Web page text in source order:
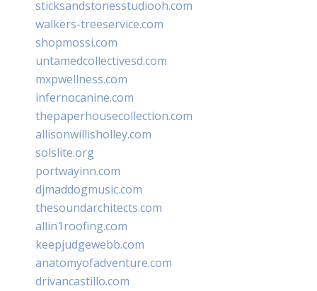
sticksandstonesstudiooh.com
walkers-treeservice.com
shopmossi.com
untamedcollectivesd.com
mxpwellness.com
infernocanine.com
thepaperhousecollection.com
allisonwillisholley.com
solslite.org
portwayinn.com
djmaddogmusic.com
thesoundarchitects.com
allin1roofing.com
keepjudgewebb.com
anatomyofadventure.com
drivancastillo.com